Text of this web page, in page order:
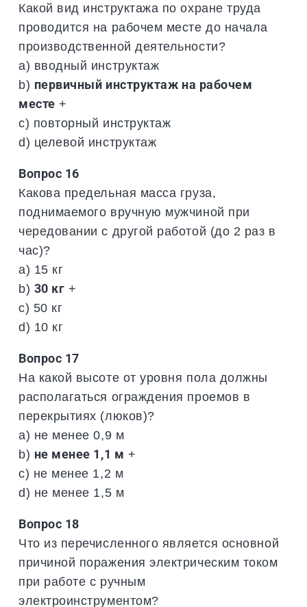
Какой вид инструктажа по охране труда
проводится на рабочем месте до начала
производственной деятельности?
a) вводный инструктаж
b) первичный инструктаж на рабочем
месте +
c) повторный инструктаж
d) целевой инструктаж
Вопрос 16
Какова предельная масса груза,
поднимаемого вручную мужчиной при
чередовании с другой работой (до 2 раз в
час)?
a) 15 кг
b) 30 кг +
c) 50 кг
d) 10 кг
Вопрос 17
На какой высоте от уровня пола должны
располагаться ограждения проемов в
перекрытиях (люков)?
a) не менее 0,9 м
b) не менее 1,1 м +
c) не менее 1,2 м
d) не менее 1,5 м
Вопрос 18
Что из перечисленного является основной
причиной поражения электрическим током
при работе с ручным
электроинструментом?